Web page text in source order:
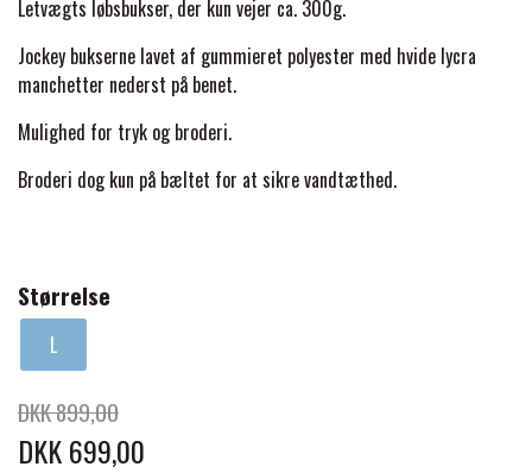
TERAPI PRODUKTER
STRØMPER
HUER & HALSTØRKLÆDER
GAVEARTIKLER VOKSNE
INSEKTBESKYTTELSE
HESTEBOLCHER & TREATS
TILSKUD & VITAMINER
SKO & VÆRKTØJ
VOGNE & TILBEHØR
PREMIER EQUINE LINERS & DÆKKEN
TILBEHØR
PREMIER EQUINE WALKER & RIDEDÆKKEN
PREMIER EQUINE MAGNET & INFRARØD
PREMIER EQUINE GRIMER & TRÆKTOV
CARR & DAY & MARTIN
CUSTOM
FENWICK LIQUID TITANIUM®
Letvægts løbsbukser, der kun vejer ca. 300g.
Jockey bukserne lavet af gummieret polyester med hvide lycra
manchetter nederst på benet.
Mulighed for tryk og broderi.
Broderi dog kun på bæltet for at sikre vandtæthed.
Størrelse
L
DKK 899,00
DKK 699,00